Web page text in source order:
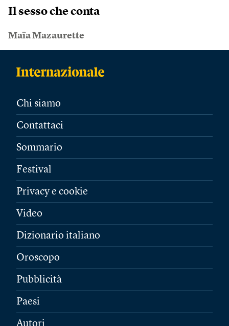
Il sesso che conta
Maïa Mazaurette
Chi siamo
Contattaci
Sommario
Festival
Privacy e cookie
Video
Dizionario italiano
Oroscopo
Pubblicità
Paesi
Autori